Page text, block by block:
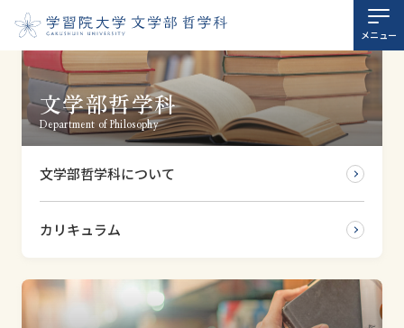
メニュー
文学部哲学科
Department of Philosophy
文学部哲学科について
カリキュラム
ホーム
大学
大学院
スタッフ紹介
研究室案内
お知らせ